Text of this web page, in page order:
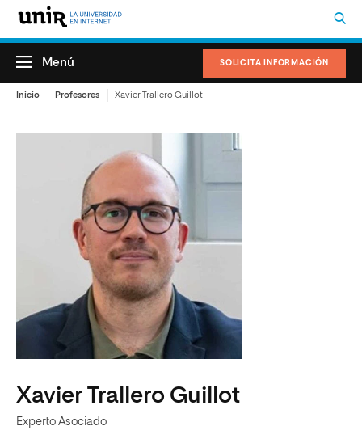
SOLICITA INFORMACIÓN
Menú
Inicio Profesores Xavier Trallero Guillot
Xavier Trallero Guillot
Experto Asociado